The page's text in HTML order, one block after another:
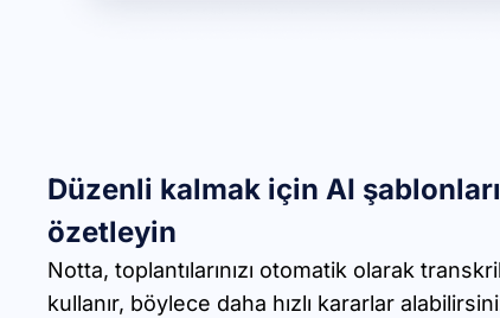
Düzenli kalmak için AI
özetleyin
Notta, toplantılarınızı otomatik olarak
kullanır, böylece daha hızlı kararlar